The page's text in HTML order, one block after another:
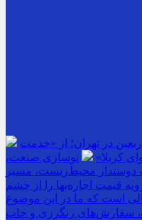
در تهران؛ از «خدمت
کربلا»
نوسازی صنعت،
دوستدار محیط‌زیست، مسیر
قیمت اجاره‌بها را از چشم
است که ما در این موضوع
سفارش‌های رنگرزی و چاپ